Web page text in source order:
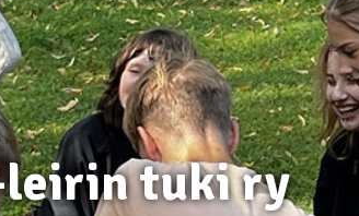
leirin tuki ry